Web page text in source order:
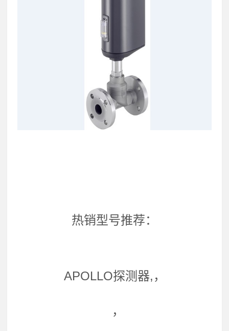
热销型号推荐：
APOLLO探测器,，
，